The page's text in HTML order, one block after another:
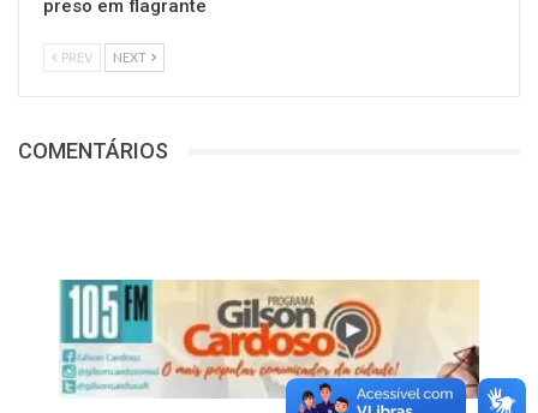
preso em flagrante
PREV NEXT
COMENTÁRIOS